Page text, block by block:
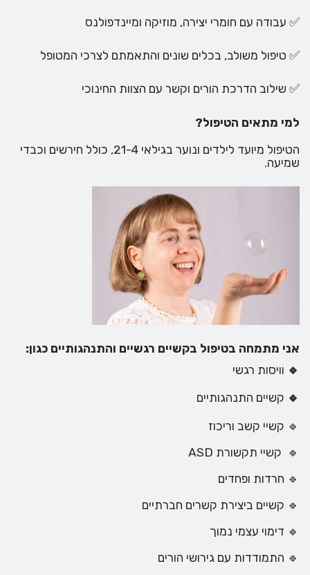
✅ עבודה עם חומרי יצירה, מוזיקה ומיינדפולנס
✅ טיפול משולב, בכלים שונים והתאמתם לצרכי המטופל
✅ שילוב הדרכת הורים וקשר עם הצוות החינוכי
למי מתאים הטיפול?
הטיפול מיועד לילדים ונוער בגילאי 21-4, כולל חירשים וכבדי
שמיעה.
אני מתמחה בטיפול בקשיים רגשיים והתנהגותיים כגון:
🔹 וויסות רגשי
🔹 קשיים התנהגותיים
🔹 קשיי קשב וריכוז
🔹 קשיי תקשורת ASD
🔹 חרדות ופחדים
🔹 קשיים ביצירת קשרים חברתיים
🔹 דימוי עצמי נמוך
🔹 התמודדות עם גירושי הורים